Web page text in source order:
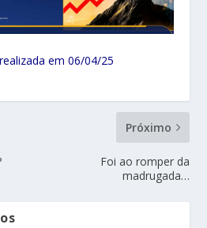
em 06/04/25
Próximo
Foi ao romper da
madrugada…